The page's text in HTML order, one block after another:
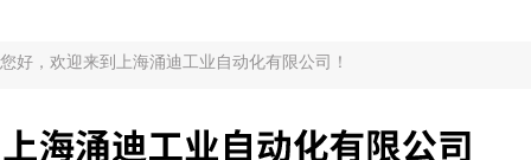
您好，欢迎来到上海涌迪工业自动化有限公司！